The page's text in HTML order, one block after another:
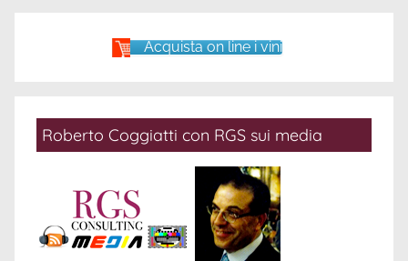
Acquista on line i vini
Roberto Coggiatti con RGS sui media